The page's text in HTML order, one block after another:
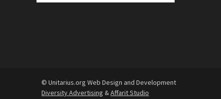
© Unitarius.org Web Design and Development
Diversity Advertising &Affarit Studio